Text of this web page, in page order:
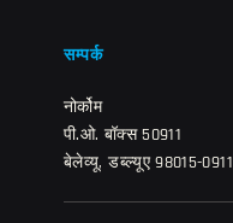
सम्पर्क
नोर्कोम
पी.ओ. बॉक्स 50911
बेलेव्यू, डब्ल्यूए 98015-0911